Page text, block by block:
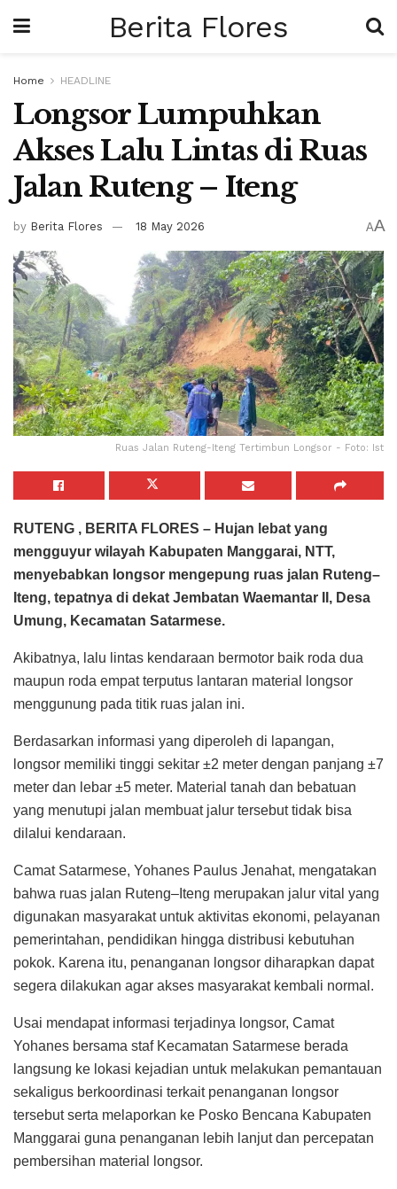
Berita Flores
Home HEADLINE
Longsor Lumpuhkan
Akses Lalu Lintas di Ruas
Jalan Ruteng – Iteng
by Berita Flores 18 May 2026 AA
Ruas Jalan Ruteng-Iteng Tertimbun Longsor - Foto: Ist
RUTENG , BERITA FLORES – Hujan lebat yang
mengguyur wilayah Kabupaten Manggarai, NTT,
menyebabkan longsor mengepung ruas jalan Ruteng–
Iteng, tepatnya di dekat Jembatan Waemantar II, Desa
Umung, Kecamatan Satarmese.
Akibatnya, lalu lintas kendaraan bermotor baik roda dua
maupun roda empat terputus lantaran material longsor
menggunung pada titik ruas jalan ini.
Berdasarkan informasi yang diperoleh di lapangan,
longsor memiliki tinggi sekitar ±2 meter dengan panjang ±7
meter dan lebar ±5 meter. Material tanah dan bebatuan
yang menutupi jalan membuat jalur tersebut tidak bisa
dilalui kendaraan.
Camat Satarmese, Yohanes Paulus Jenahat, mengatakan
bahwa ruas jalan Ruteng–Iteng merupakan jalur vital yang
digunakan masyarakat untuk aktivitas ekonomi, pelayanan
pemerintahan, pendidikan hingga distribusi kebutuhan
pokok. Karena itu, penanganan longsor diharapkan dapat
segera dilakukan agar akses masyarakat kembali normal.
Usai mendapat informasi terjadinya longsor, Camat
Yohanes bersama staf Kecamatan Satarmese berada
langsung ke lokasi kejadian untuk melakukan pemantauan
sekaligus berkoordinasi terkait penanganan longsor
tersebut serta melaporkan ke Posko Bencana Kabupaten
Manggarai guna penanganan lebih lanjut dan percepatan
pembersihan material longsor.